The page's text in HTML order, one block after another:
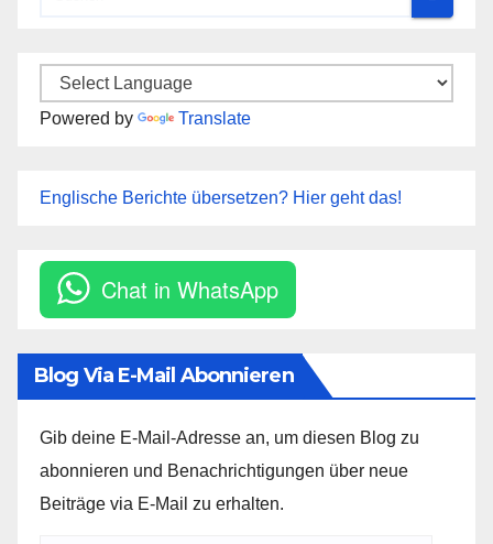
Powered by Translate
Englische Berichte übersetzen? Hier geht das!
Chat in WhatsApp
Blog Via E-Mail Abonnieren
Gib deine E-Mail-Adresse an, um diesen Blog zu
abonnieren und Benachrichtigungen über neue
Beiträge via E-Mail zu erhalten.